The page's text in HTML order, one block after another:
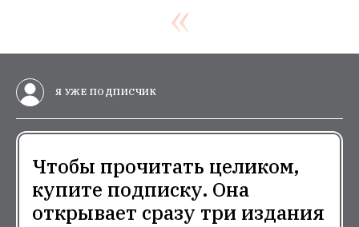
Я УЖЕ ПОДПИСЧИК
Чтобы прочитать целиком,
купите подписку. Она
открывает сразу три издания